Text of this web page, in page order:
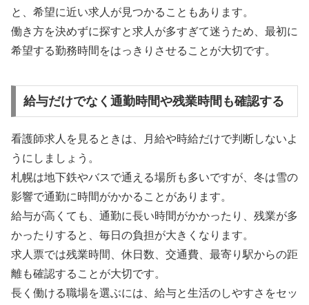
と、希望に近い求人が見つかることもあります。
働き方を決めずに探すと求人が多すぎて迷うため、最初に
希望する勤務時間をはっきりさせることが大切です。
給与だけでなく通勤時間や残業時間も確認する
看護師求人を見るときは、月給や時給だけで判断しないよ
うにしましょう。
札幌は地下鉄やバスで通える場所も多いですが、冬は雪の
影響で通勤に時間がかかることがあります。
給与が高くても、通勤に長い時間がかかったり、残業が多
かったりすると、毎日の負担が大きくなります。
求人票では残業時間、休日数、交通費、最寄り駅からの距
離も確認することが大切です。
長く働ける職場を選ぶには、給与と生活のしやすさをセッ